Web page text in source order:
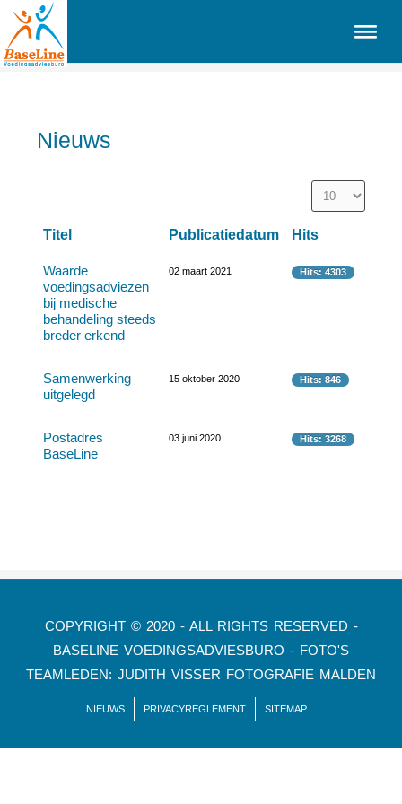
Nieuws
Titel Publicatiedatum Hits
Waarde
voedingsadviezen
bij medische
behandeling steeds
breder erkend
02 maart 2021 Hits: 4303
Samenwerking
uitgelegd
15 oktober 2020 Hits: 846
Postadres
BaseLine
03 juni 2020 Hits: 3268
COPYRIGHT © 2020 - ALL RIGHTS RESERVED -
BASELINE VOEDINGSADVIESBURO - FOTO'S
TEAMLEDEN: JUDITH VISSER FOTOGRAFIE MALDEN
NIEUWS PRIVACYREGLEMENT SITEMAP